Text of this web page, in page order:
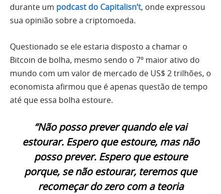
durante um podcast do Capitalisn’t, onde expressou
sua opinião sobre a criptomoeda.
Questionado se ele estaria disposto a chamar o
Bitcoin de bolha, mesmo sendo o 7º maior ativo do
mundo com um valor de mercado de US$ 2 trilhões, o
economista afirmou que é apenas questão de tempo
até que essa bolha estoure.
“Não posso prever quando ele vai
estourar. Espero que estoure, mas não
posso prever. Espero que estoure
porque, se não estourar, teremos que
recomeçar do zero com a teoria